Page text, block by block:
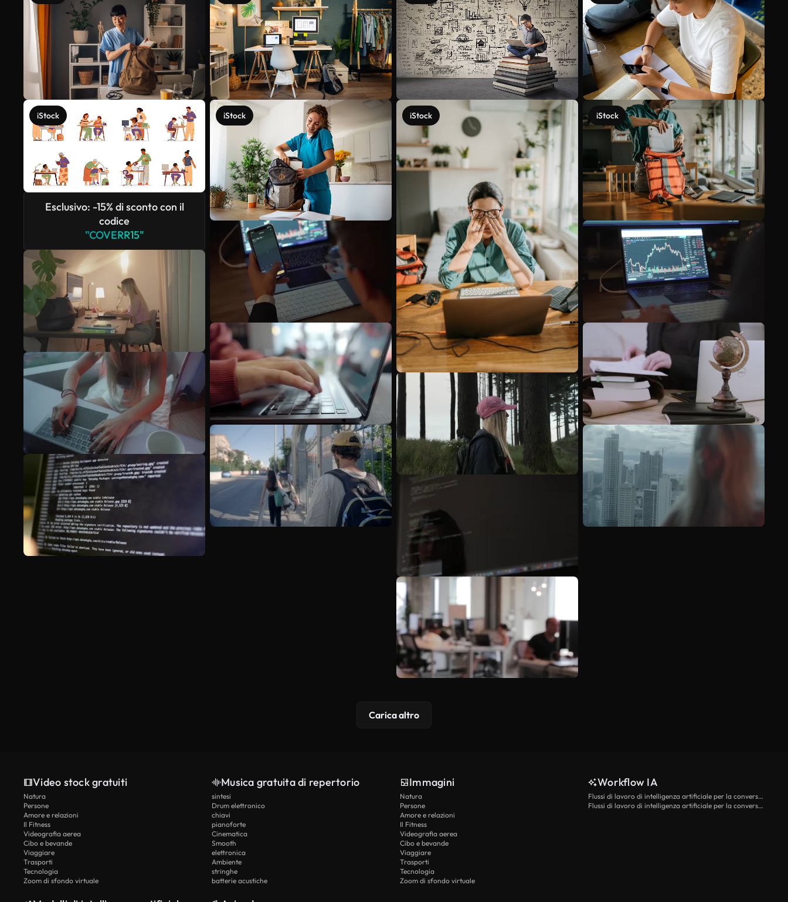
iStock
Esclusivo: -15% di sconto con il
codice
"COVERR15"
iStock iStock iStock
Scopri di più
Carica altro
Video stock gratuiti
Natura
Persone
Amore e relazioni
Il Fitness
Videografia aerea
Cibo e bevande
Viaggiare
Trasporti
Tecnologia
Zoom di sfondo virtuale
Musica gratuita di repertorio
sintesi
Drum elettronico
chiavi
pianoforte
Cinematica
Smooth
elettronica
Ambiente
stringhe
batterie acustiche
Immagini
Natura
Persone
Amore e relazioni
Il Fitness
Videografia aerea
Cibo e bevande
Viaggiare
Trasporti
Tecnologia
Zoom di sfondo virtuale
Workflow IA
Flussi di lavoro di intelligenza artificiale per la conversione da testo a video
Flussi di lavoro di intelligenza artificiale per la conversione di immagini in video